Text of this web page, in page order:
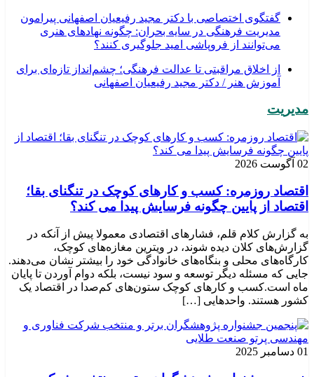
گفتگوی اختصاصی با دکتر مجید رفیعیان اصفهانی پیرامون
مدیریت فرهنگی در سایه بحران: چگونه نهادهای هنری
می‌توانند از فروپاشی امید جلوگیری کنند؟
از اخلاق مراقبتی تا عدالت فرهنگی؛ چشم‌انداز تازه‌ای برای
آموزش هنر / دکتر مجید رفیعیان اصفهانی
مدیریت
02 آگوست 2026
اقتصاد روزمره: کسب‌ و کارهای کوچک در تنگنای بقا؛
اقتصاد از پایین چگونه فرسایش پیدا می کند؟
به گزارش کلام قلم، فشارهای اقتصادی معمولا پیش از آنکه در
گزارش‌های کلان دیده شوند، در ویترین مغازه‌های کوچک،
کارگاه‌های محلی و بنگاه‌های خانوادگی خود را بیشتر نشان می‌دهند.
جایی که مسئله دیگر توسعه و سود نیست، بلکه دوام آوردن تا پایان
ماه است.کسب‌ و کارهای کوچک ستون‌های کم‌صدا در اقتصاد یک
کشور هستند. واحدهایی […]
01 دسامبر 2025